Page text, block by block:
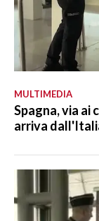
MULTIMEDIA
Spagna, via
arriva